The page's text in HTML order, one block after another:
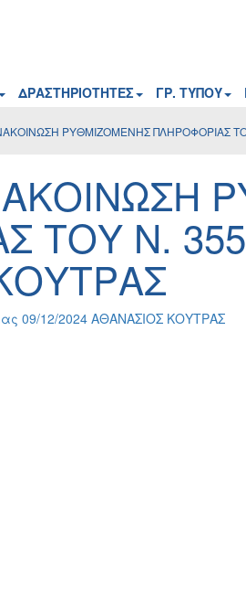
ΔΡΑΣΤΗΡΙΟΤΗΤΕΣ ΓΡ. ΤΥΠΟΥ
ΡΥΘΜΙΖΟΜΕΝΗΣ ΠΛΗΡΟΦΟΡΙΑΣ
ΤΟΥ Ν.
09/12/2024 AΘΑΝΑΣΙΟΣ ΚΟΥΤΡΑΣ